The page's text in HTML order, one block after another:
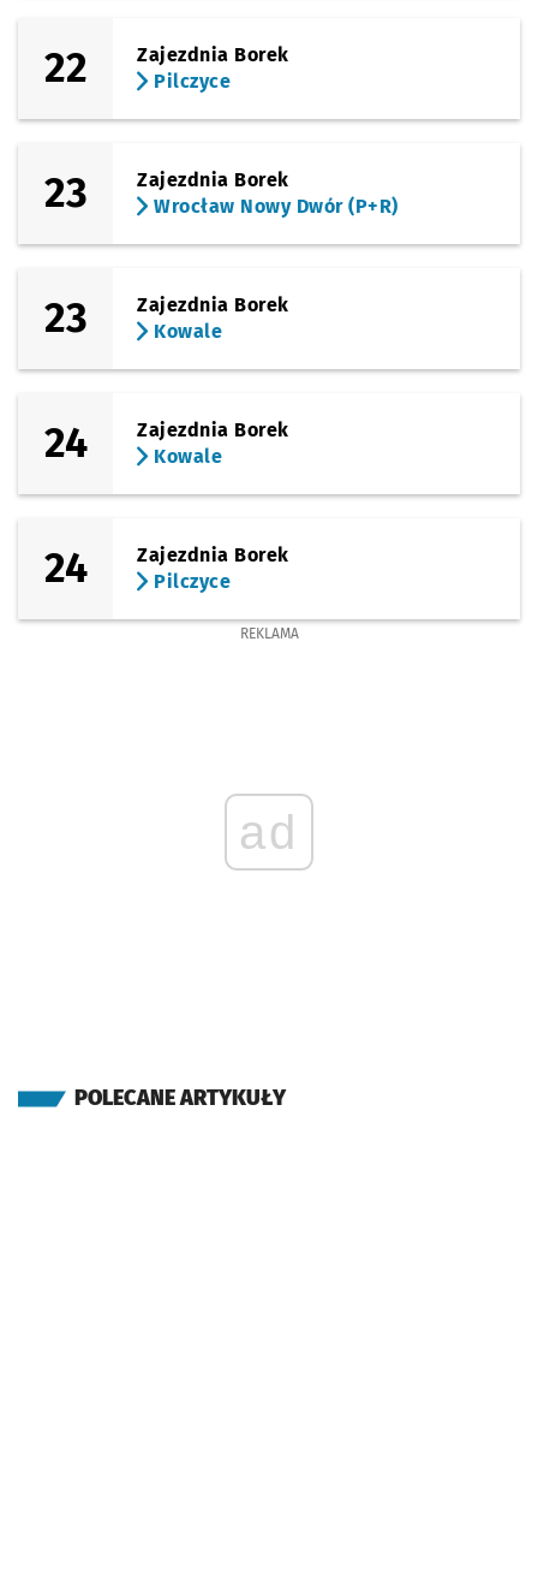
22
Zajezdnia Borek
Pilczyce
23
Zajezdnia Borek
Wrocław Nowy Dwór (P+R)
23
Zajezdnia Borek
Kowale
24
Zajezdnia Borek
Kowale
24
Zajezdnia Borek
Pilczyce
REKLAMA
ad
POLECANE ARTYKUŁY